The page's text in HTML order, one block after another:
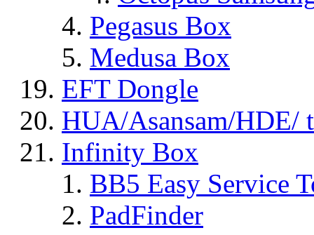
Pegasus Box
Medusa Box
EFT Dongle
HUA/Asansam/HDE/
Infinity Box
BB5 Easy Service
PadFinder